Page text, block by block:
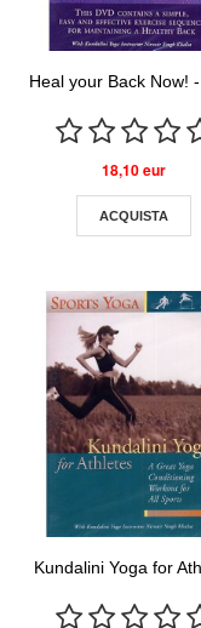
Heal your Back Now! -
18,10 eur
ACQUISTA
Kundalini Yoga for